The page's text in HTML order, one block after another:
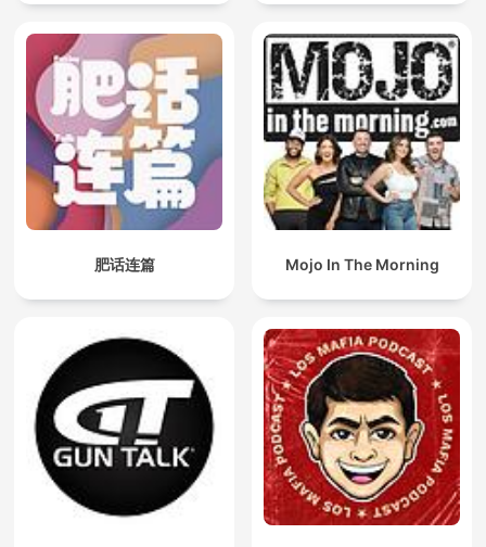
肥话连篇 Mojo In The Morning